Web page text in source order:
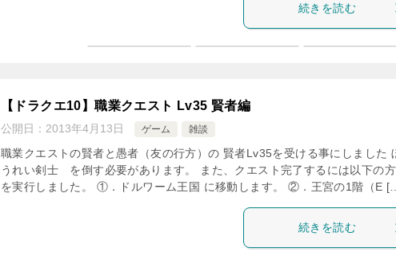
続きを読む
【ドラクエ10】職業クエスト Lv35 賢者編
公開日： 2013年4月13日 ゲーム 雑談
職業クエストの賢者と愚者（友の行方）の 賢者Lv35を受ける事にしました
うれい剣士 を倒す必要があります。 また、クエスト完了するには以下の
を実行しました。 ①．ドルワーム王国 に移動します。 ②．王宮の1階（E
続きを読む